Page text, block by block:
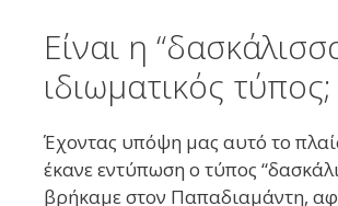
Είναι η
ιδιωματικός τύπος;
Έχοντας υπόψη μας αυτό το
έκανε εντύπωση ο τύπος
βρήκαμε στον Παπαδιαμάντη,